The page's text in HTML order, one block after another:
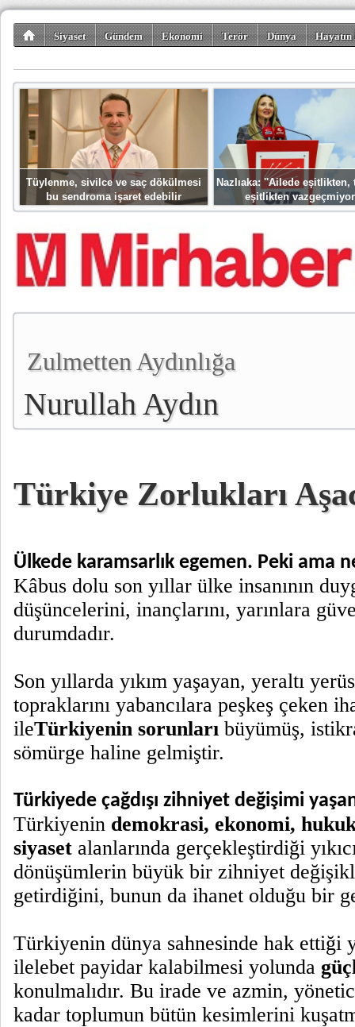
Siyaset Gündem Ekonomi Terör Dünya
Tüylenme, sivilce ve saç dökülmesi
bu sendroma işaret edebilir
Nazlıaka: ''Ailede eşitlikten,
eşitlikten
Zulmetten Aydınlığa
Nurullah Aydın
Türkiye Zorlukları
Ülkede karamsarlık egemen. Peki ama
Kâbus dolu son yıllar ülke insanının
düşüncelerini, inançlarını, yarınlara
durumdadır.
Son yıllarda yıkım yaşayan, yeraltı
topraklarını yabancılara peşkeş çeken
ileTürkiyenin sorunları büyümüş,
sömürge haline gelmiştir.
Türkiyede çağdışı zihniyet değişimi
Türkiyenin demokrasi, ekonomi,
siyaset alanlarında gerçekleştirdiği
dönüşümlerin büyük bir zihniyet
getirdiğini, bunun da ihanet olduğu bir
Türkiyenin dünya sahnesinde hak ettiği
ilelebet payidar kalabilmesi yolunda
konulmalıdır. Bu irade ve azmin,
kadar toplumun bütün kesimlerini